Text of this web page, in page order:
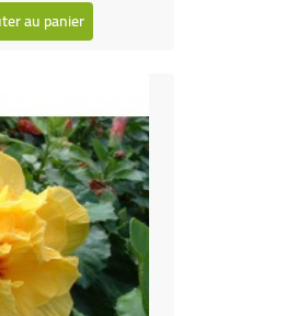
au panier